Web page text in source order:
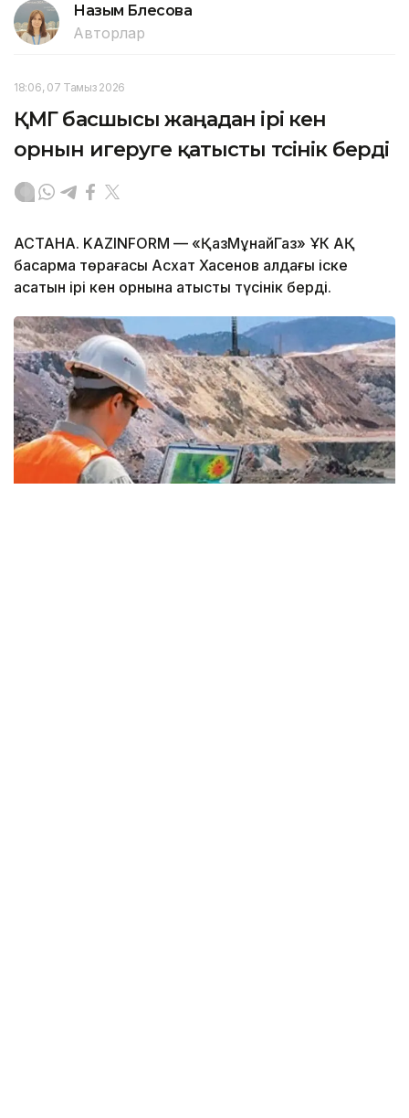
Назым Бөлесова
Авторлар
18:06, 07 Тамыз 2026
ҚМГ басшысы жаңадан ірі кен
орнын игеруге қатысты түсінік берді
АСТАНА. KAZINFORM — «ҚазМұнайГаз» ҰК АҚ
басқарма төрағасы Асхат Хасенов алдағы іске
асатын ірі кен орнына қатысты түсінік берді.